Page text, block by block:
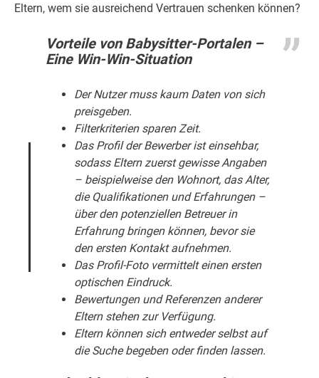
Eltern, wem sie ausreichend Vertrauen schenken können?
Vorteile von Babysitter-Portalen –
Eine Win-Win-Situation
Der Nutzer muss kaum Daten von sich
preisgeben.
Filterkriterien sparen Zeit.
Das Profil der Bewerber ist einsehbar,
sodass Eltern zuerst gewisse Angaben
– beispielweise den Wohnort, das Alter,
die Qualifikationen und Erfahrungen –
über den potenziellen Betreuer in
Erfahrung bringen können, bevor sie
den ersten Kontakt aufnehmen.
Das Profil-Foto vermittelt einen ersten
optischen Eindruck.
Bewertungen und Referenzen anderer
Eltern stehen zur Verfügung.
Eltern können sich entweder selbst auf
die Suche begeben oder finden lassen.